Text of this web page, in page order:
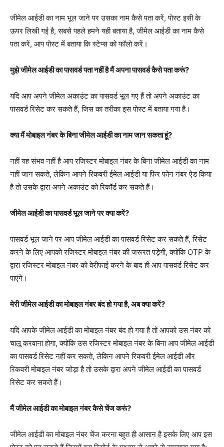
जीमेल आईडी का नाम भूल जाने पर उसका नाम कैसे पता करें, पोस्ट इसी के
ऊपर लिखी गई है, सबसे पहले हमने यही बताया है, जीमेल आईडी का नाम कैसे
पता करें, आप पोस्ट में बताया कि स्टेप्स को फॉलो करें।
मुझे जीमेल आईडी का पासवर्ड पता नहीं है मैं अपना पासवर्ड कैसे पता करूं?
यदि आप अपने जीमेल अकाउंट का पासवर्ड भूल गए हैं तो अपने अकाउंट का
पासवर्ड रिसेट कर सकते हैं, जिस का तरीका इस पोस्ट में बताया गया है।
क्या मैं मोबाइल नंबर के बिना जीमेल आईडी का नाम जान सकता हूं?
नहीं यह संभव नहीं है आप रजिस्टर मोबाइल नंबर के बिना जीमेल आईडी का नाम
नहीं जान सकते, लेकिन आपने रिकवरी ईमेल आईडी या फिर फोन नंबर ऐड किया
है तो उसके द्वारा अपने अकाउंट को रिकॉर्ड कर सकते हैं।
जीमेल आईडी का पासवर्ड भूल जाने पर क्या करें?
पासवर्ड भूल जाने पर आप जीमेल आईडी का पासवर्ड रिसेट कर सकते हैं, रिसेट
करने के लिए आपको रजिस्टर मोबाइल नंबर की जरूरत पड़ेगी, क्योंकि OTP के
द्वारा रजिस्टर मोबाइल नंबर को वेरीफाई करने के बाद ही आप पासवर्ड रिसेट कर
पाएंगे।
मेरी जीमेल आईडी का मोबाइल नंबर बंद हो गया है, अब क्या करें?
यदि आपके जीमेल आईडी का मोबाइल नंबर बंद हो गया है तो आपको उस नंबर को
चालू करवाना होगा, क्योंकि उस रजिस्टर मोबाइल नंबर के बिना आप जीमेल आईडी
का पासवर्ड रिसेट नहीं कर सकते, लेकिन आपने रिकवरी ईमेल आईडी और
रिकवरी मोबाइल नंबर जोड़ा है तो उसके द्वारा अपने जीमेल आईडी का पासवर्ड
रिसेट कर सकते हैं।
मैं जीमेल आईडी का मोबाइल नंबर कैसे चेंज करूं?
जीमेल आईडी का मोबाइल नंबर चेंज करना बहुत ही आसान है इसके लिए आप इस